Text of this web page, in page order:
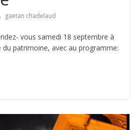
gaetan chadelaud
vous samedi 18 septembre à
patrimoine, avec au programme: